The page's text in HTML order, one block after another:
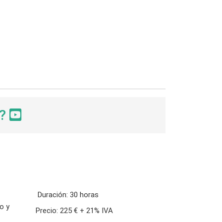
y
Duración: 30 horas
Precio: 225 € + 21% IVA